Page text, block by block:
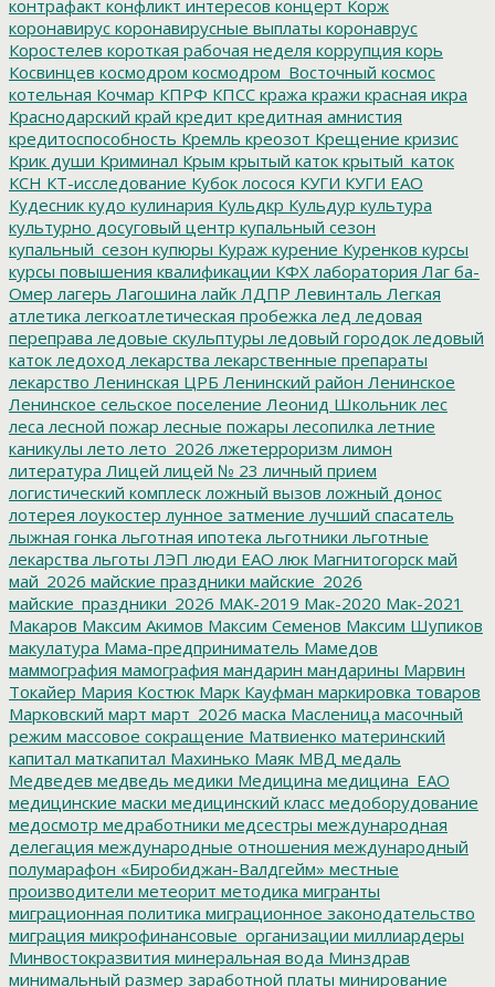
контрафакт конфликт интересов концерт Корж
коронавирус коронавирусные выплаты коронаврус
Коростелев короткая рабочая неделя коррупция корь
Косвинцев космодром космодром_Восточный космос
котельная Кочмар КПРФ КПСС кража кражи красная икра
Краснодарский край кредит кредитная амнистия
кредитоспособность Кремль креозот Крещение кризис
Крик души Криминал Крым крытый каток крытый_каток
КСН КТ-исследование Кубок лосося КУГИ КУГИ ЕАО
Кудесник кудо кулинария Кульдкр Кульдур культура
культурно досуговый центр купальный сезон
купальный_сезон купюры Кураж курение Куренков курсы
курсы повышения квалификации КФХ лаборатория Лаг ба-
Омер лагерь Лагошина лайк ЛДПР Левинталь Легкая
атлетика легкоатлетическая пробежка лед ледовая
переправа ледовые скульптуры ледовый городок ледовый
каток ледоход лекарства лекарственные препараты
лекарство Ленинская ЦРБ Ленинский район Ленинское
Ленинское сельское поселение Леонид Школьник лес
леса лесной пожар лесные пожары лесопилка летние
каникулы лето лето_2026 лжетерроризм лимон
литература Лицей лицей № 23 личный прием
логистический комплеск ложный вызов ложный донос
лотерея лоукостер лунное затмение лучший спасатель
лыжная гонка льготная ипотека льготники льготные
лекарства льготы ЛЭП люди ЕАО люк Магнитогорск май
май_2026 майские праздники майские_2026
майские_праздники_2026 МАК-2019 Мак-2020 Мак-2021
Макаров Максим Акимов Максим Семенов Максим Шупиков
макулатура Мама-предприниматель Мамедов
маммография мамография мандарин мандарины Марвин
Токайер Мария Костюк Марк Кауфман маркировка товаров
Марковский март март_2026 маска Масленица масочный
режим массовое сокращение Матвиенко материнский
капитал маткапитал Махинько Маяк МВД медаль
Медведев медведь медики Медицина медицина_ЕАО
медицинские маски медицинский класс медоборудование
медосмотр медработники медсестры международная
делегация международные отношения международный
полумарафон «Биробиджан-Валдгейм» местные
производители метеорит методика мигранты
миграционная политика миграционное законодательство
миграция микрофинансовые_организации миллиардеры
Минвостокразвития минеральная вода Минздрав
минимальный размер заработной платы минирование